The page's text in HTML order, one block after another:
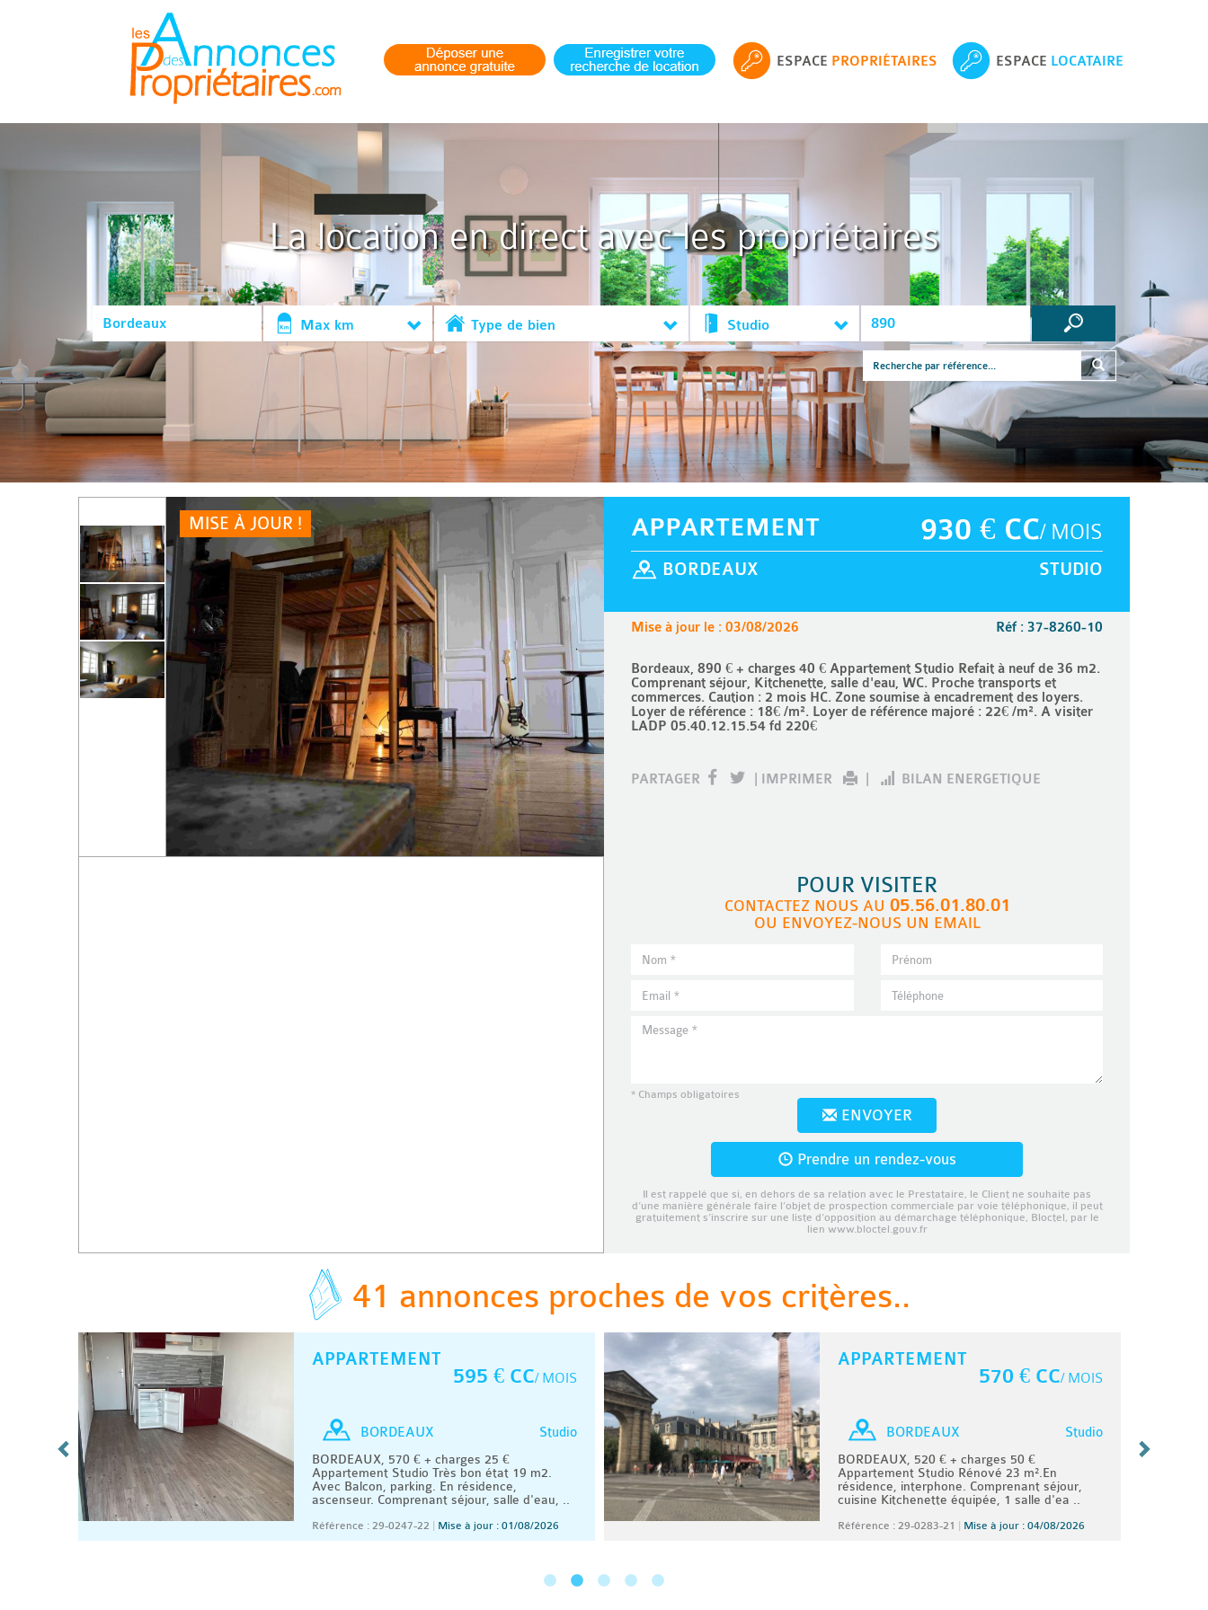
ESPACE PROPRIÉTAIRES ESPACE LOCATAIRE
La location en direct avec les propriétaires
Max km Type de bien Studio
MISE À JOUR ! 930 € CC/ MOIS
APPARTEMENT
STUDIO
BORDEAUX
Réf : 37-8260-10
Mise à jour le : 03/08/2026
Bordeaux, 890 € + charges 40 € Appartement Studio Refait à neuf de 36 m2.
Comprenant séjour, Kitchenette, salle d'eau, WC. Proche transports et
commerces. Caution : 2 mois HC. Zone soumise à encadrement des loyers.
Loyer de référence : 18€ /m². Loyer de référence majoré : 22€ /m². A visiter
LADP 05.40.12.15.54 fd 220€
PARTAGER IMPRIMER BILAN ENERGETIQUE
POUR VISITER
CONTACTEZ NOUS AU 05.56.01.80.01
OU ENVOYEZ-NOUS UN EMAIL
* Champs obligatoires
ENVOYER
Prendre un rendez-vous
Il est rappelé que si, en dehors de sa relation avec le Prestataire, le Client ne souhaite pas
d’une manière générale faire l’objet de prospection commerciale par voie téléphonique, il peut
gratuitement s’inscrire sur une liste d’opposition au démarchage téléphonique, Bloctel, par le
lien www.bloctel.gouv.fr
41 annonces proches de vos critères..
APPARTEMENT
595 € CC/ MOIS
Studio
BORDEAUX
BORDEAUX, 570 € + charges 25 €
Appartement Studio Très bon état 19 m2.
Avec Balcon, parking. En résidence,
ascenseur. Comprenant séjour, salle d'eau, ..
Référence : 29-0247-22 Mise à jour : 01/08/2026
APPARTEMENT
570 € CC/ MOIS
Studio
BORDEAUX
BORDEAUX, 520 € + charges 50 €
Appartement Studio Rénové 23 m².En
résidence, interphone. Comprenant séjour,
cuisine Kitchenette équipée, 1 salle d'ea ..
Référence : 29-0283-21 Mise à jour : 04/08/2026